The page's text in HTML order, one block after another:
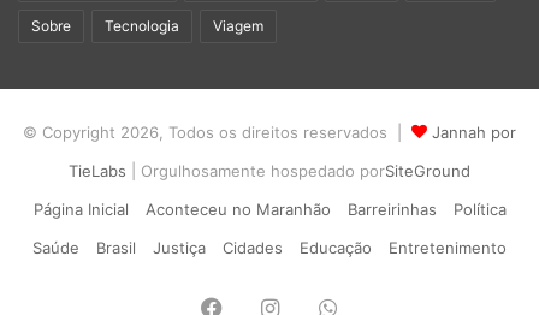
Sobre Tecnologia Viagem
© Copyright 2026, Todos os direitos reservados |
Jannah por
TieLabs | Orgulhosamente hospedado porSiteGround
Página Inicial
Aconteceu no Maranhão Barreirinhas
Política
Saúde
Brasil Justiça Cidades Educação Entretenimento
FacebookInstagramWhatsApp